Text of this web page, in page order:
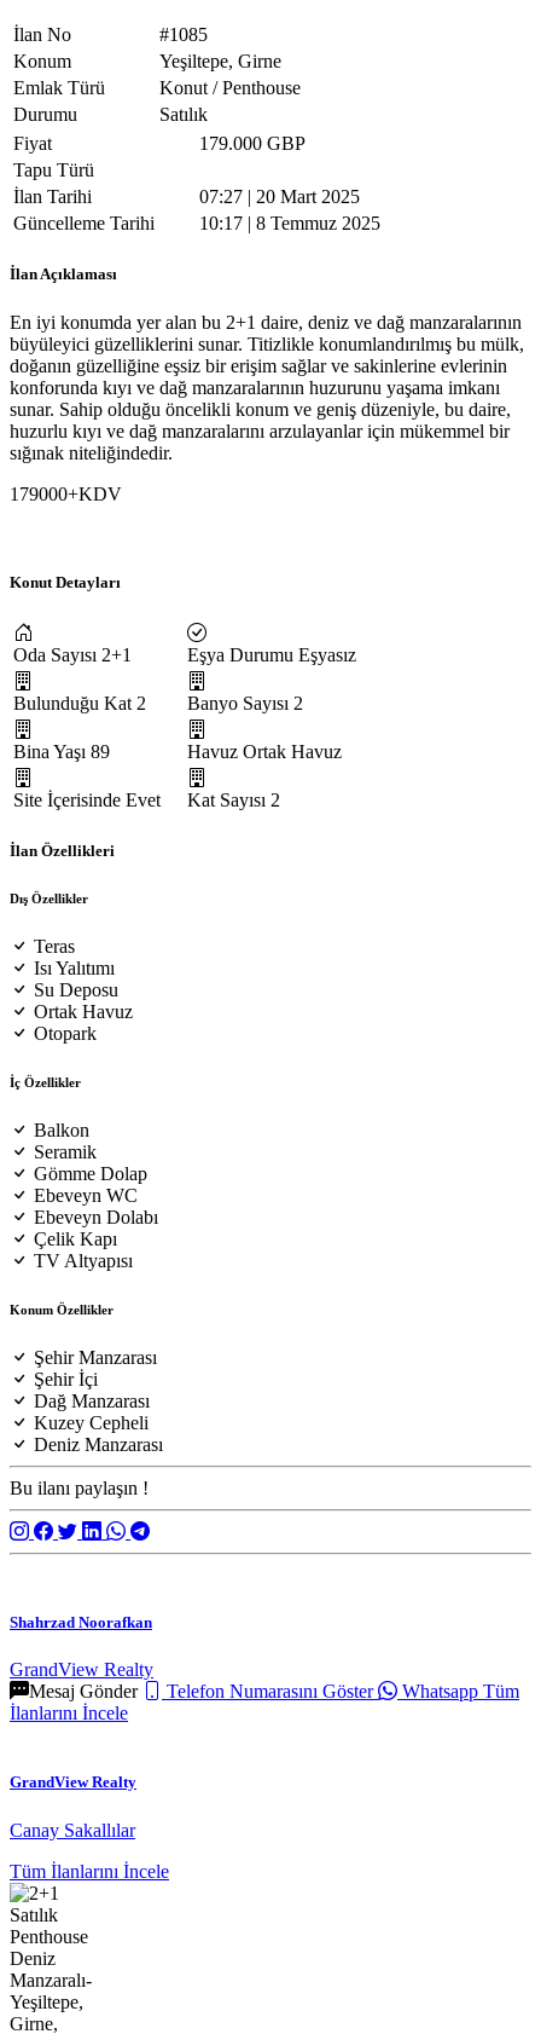
İlan No
#1085
Konum
Yeşiltepe, Girne
Emlak Türü
Konut / Penthouse
Durumu
Satılık
Fiyat
179.000 GBP
Tapu Türü
İlan Tarihi
07:27 | 20 Mart 2025
Güncelleme Tarihi
10:17 | 8 Temmuz 2025
İlan Açıklaması
En iyi konumda yer alan bu 2+1 daire, deniz ve dağ manzaralarının
büyüleyici güzelliklerini sunar. Titizlikle konumlandırılmış bu mülk,
doğanın güzelliğine eşsiz bir erişim sağlar ve sakinlerine evlerinin
konforunda kıyı ve dağ manzaralarının huzurunu yaşama imkanı
sunar. Sahip olduğu öncelikli konum ve geniş düzeniyle, bu daire,
huzurlu kıyı ve dağ manzaralarını arzulayanlar için mükemmel bir
sığınak niteliğindedir.
179000+KDV
Konut Detayları
Oda Sayısı 2+1 Eşya Durumu Eşyasız
Bulunduğu Kat 2 Banyo Sayısı 2
Bina Yaşı 89 Havuz Ortak Havuz
Site İçerisinde Evet Kat Sayısı 2
İlan Özellikleri
Dış Özellikler
Teras
Isı Yalıtımı
Su Deposu
Ortak Havuz
Otopark
İç Özellikler
Balkon
Seramik
Gömme Dolap
Ebeveyn WC
Ebeveyn Dolabı
Çelik Kapı
TV Altyapısı
Konum Özellikler
Şehir Manzarası
Şehir İçi
Dağ Manzarası
Kuzey Cepheli
Deniz Manzarası
Bu ilanı paylaşın !
Shahrzad Noorafkan
GrandView Realty
Mesaj Gönder
Telefon Numarasını Göster Whatsapp Tüm
İlanlarını İncele
GrandView Realty
Canay Sakallılar
Tüm İlanlarını İncele